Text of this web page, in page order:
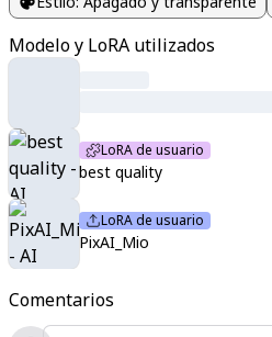
Comentarios
Modelo y LoRA utilizados
LoRA de usuario
best quality
LoRA de usuario
PixAI_Mio